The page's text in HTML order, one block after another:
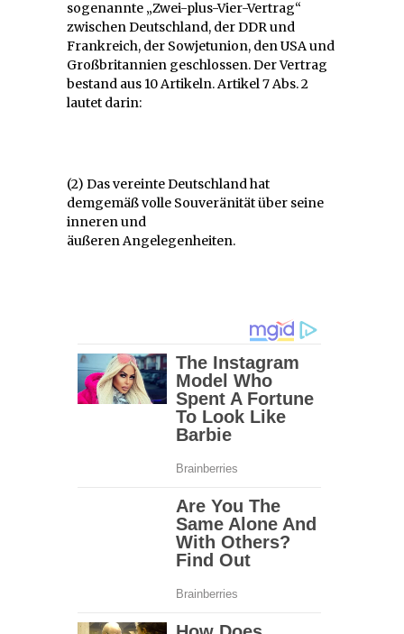
sogenannte „Zwei-plus-Vier-Vertrag“
zwischen Deutschland, der DDR und
Frankreich, der Sowjetunion, den USA und
Großbritannien geschlossen. Der Vertrag
bestand aus 10 Artikeln. Artikel 7 Abs. 2
lautet darin:
(2) Das vereinte Deutschland hat
demgemäß volle Souveränität über seine
inneren und
äußeren Angelegenheiten.